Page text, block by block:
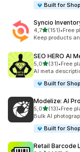
Built for
Syncio
4,75 yıldız
(151)
toplam 151•Free
Keep products
SEO HERO AI
5,05 yıldız
(31)
toplam 31•Free
AI meta
Built for
Modelize: AI
5,05 yıldız
(13)
toplam 13•Free
Bulk AI
Built for
Retail Barcode